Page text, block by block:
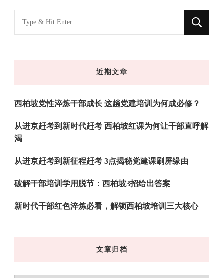
什
近期文章
西柏坡党性淬炼干部成长 这趟党建培训为何成必修？
从进京赶考到新时代赶考 西柏坡红课为何让干部直呼解
渴
从进京赶考到新征程赶考 3点揭秘党建课刷屏缘由
破解干部培训学用脱节：西柏坡3招给出答案
新时代干部红色淬炼必看，解锁西柏坡培训三大核心
文章归档